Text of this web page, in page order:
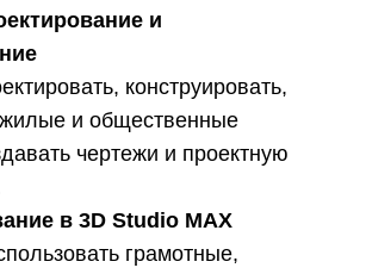
и
конструировать,
и общественные
чертежи и проектную
в 3D Studio MAX
грамотные,